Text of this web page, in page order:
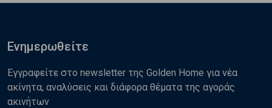
Ενημερωθείτε
Εγγραφείτε στο newsletter της Golden Home για νέα
ακίνητα, αναλύσεις και διάφορα θέματα της αγοράς
ακινήτων